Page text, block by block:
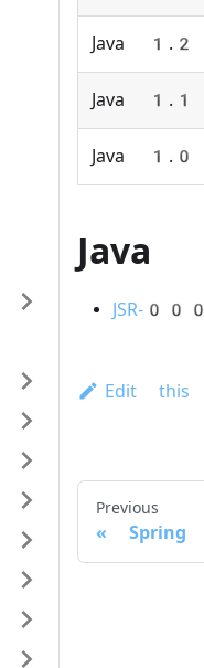
Java 1.2
Java 1.1
Java 1.0
Java
JSR-
Edit this
Previous
Spring